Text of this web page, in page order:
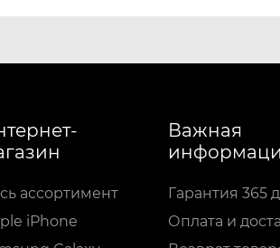
ассортимент
iPhone
Важная
Гарантия 365
Оплата и